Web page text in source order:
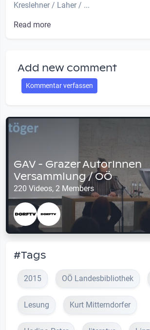
Kreslehner / Laher / ...
Read more
Add new comment
Kommentar verfassen
GAV - Grazer AutorInnen
Versammlung / OÖ
220 Videos, 2 Members
#Tags
2015 OÖ Landesbibliothek
Lesung Kurt Mitterndorfer